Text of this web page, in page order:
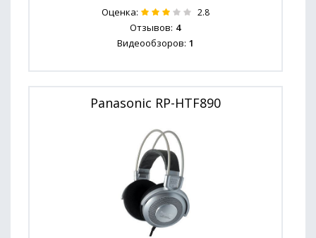
Оценка: 2.8
Отзывов: 4
Видеообзоров: 1
Panasonic RP-HTF890